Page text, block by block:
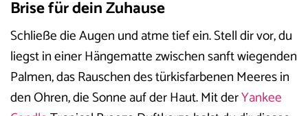
Brise für dein Zuhause
Schließe die Augen und atme tief ein. Stell dir vor, du
liegst in einer Hängematte zwischen sanft wiegenden
Palmen, das Rauschen des türkisfarbenen Meeres in
den Ohren, die Sonne auf der Haut. Mit derYankee